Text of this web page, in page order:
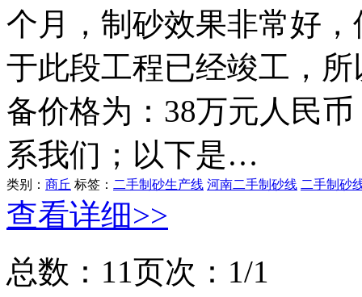
个月，制砂效果非常好
于此段工程已经竣工，
备价格为：38万元人民
系我们；以下是…
类别： 商丘 标签： 二手制砂生产线 河南二手制砂线 二手制砂
查看详细>>
总数：11页次：1/1